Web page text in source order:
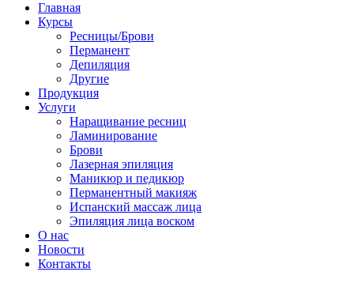
Главная
Курсы
Ресницы/Брови
Перманент
Депиляция
Другие
Продукция
Услуги
Наращивание ресниц
Ламинирование
Брови
Лазерная эпиляция
Маникюр и педикюр
Перманентный макияж
Испанский массаж лица
Эпиляция лица воском
О нас
Новости
Контакты